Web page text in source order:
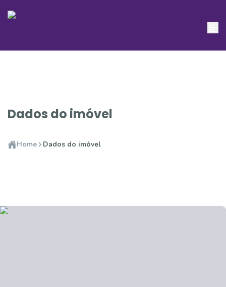
Dados do imóvel
Home Dados do imóvel